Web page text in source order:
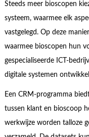
Steeds meer bioscopen
systeem, waarmee elk
vastgelegd. Op deze
waarmee bioscopen hun
gespecialiseerde ICT-
digitale systemen
Een CRM-programma
tussen klant en bioscoop
werkwijze worden talloze